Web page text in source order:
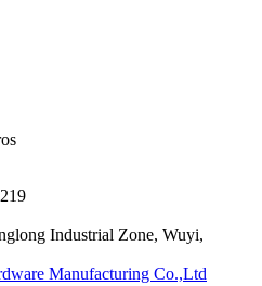
Industrial Zone, Wuyi,